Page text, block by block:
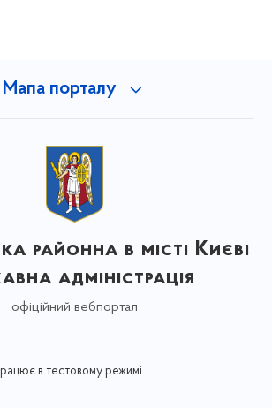
Мапа порталу
районна в місті Києві
адміністрація
офіційний вебпортал
в тестовому режимі